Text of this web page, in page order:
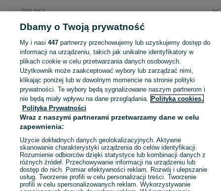
POLSKA
Sprzedaż pił i pilarek w Polsce ▶️ Szeroki wybór różnych marek w atrakcyjnych cenach ✅ Nowe i używane ☝ Sprawdź oferty i kupuj elektronarzędzia na OLX.pl!
Mapa kategorii
Mapa miejscowości
Mapa ministron
Popularne wyszukiwania
Dbamy o Twoją prywatność
My i nasi 447partnerzy przechowujemy lub uzyskujemy dostęp do
informacji na urządzeniu, takich jak unikalne identyfikatory w
plikach cookie w celu przetwarzania danych osobowych.
Użytkownik może zaakceptować wybory lub zarządzać nimi,
klikając poniżej lub w dowolnym momencie na stronie polityki
prywatności. Te wybory będą sygnalizowane naszym partnerom i
nie będą miały wpływu na dane przeglądania. Polityka cookies,
Polityka Prywatności
Wraz z naszymi partnerami przetwarzamy dane w celu
zapewnienia:
Użycie dokładnych danych geolokalizacyjnych. Aktywne
skanowanie charakterystyki urządzenia do celów identyfikacji.
Rozumienie odbiorców dzięki statystyce lub kombinacji danych z
różnych źródeł. Przechowywanie informacji na urządzeniu lub
dostęp do nich. Pomiar efektywności reklam. Rozwój i ulepszanie
usług. Tworzenie profili w celu personalizacji treści. Tworzenie
profili w celu spersonalizowanych reklam. Wykorzystywanie